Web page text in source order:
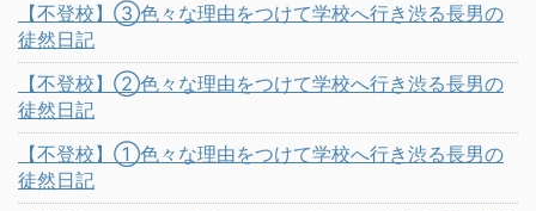
【不登校】③色々な理由をつけて学校へ行き渋る長男の
徒然日記
【不登校】②色々な理由をつけて学校へ行き渋る長男の
徒然日記
【不登校】①色々な理由をつけて学校へ行き渋る長男の
徒然日記